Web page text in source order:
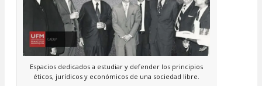
Espacios dedicados a estudiar y defender los principios
éticos, jurídicos y económicos de una sociedad libre.